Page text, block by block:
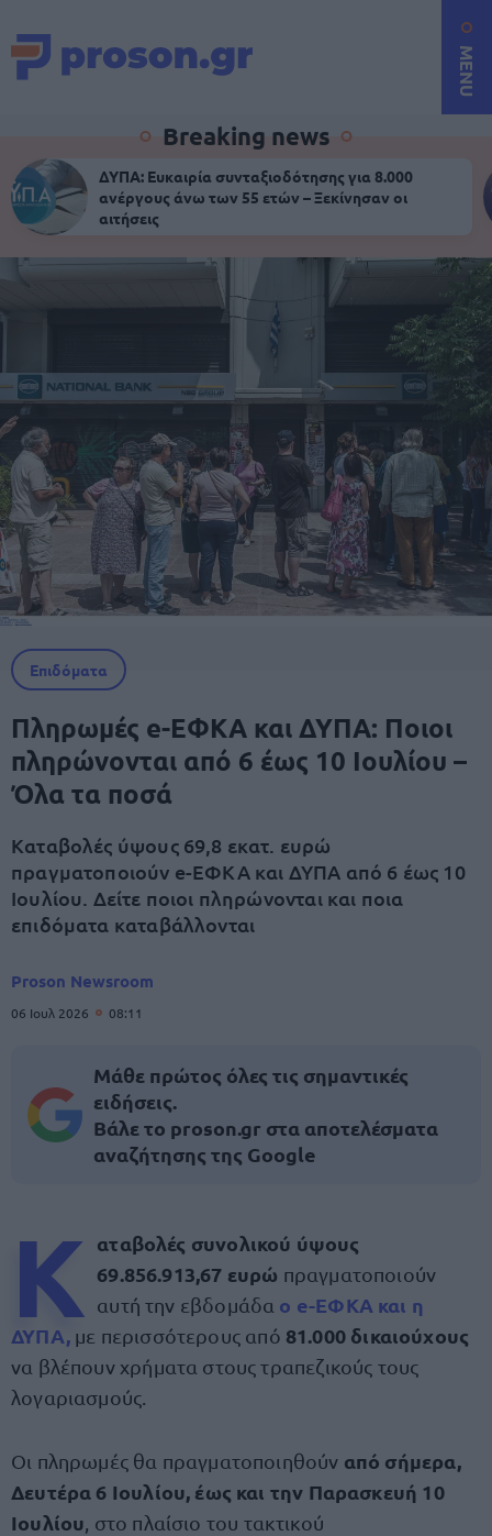
MENU
Breaking news
ΔΥΠΑ: Ευκαιρία συνταξιοδότησης για 8.000
ανέργους άνω των 55 ετών – Ξεκίνησαν οι
αιτήσεις
Επιδόματα
Πληρωμές e-ΕΦΚΑ και ΔΥΠΑ: Ποιοι
πληρώνονται από 6 έως 10 Ιουλίου –
Όλα τα ποσά
Καταβολές ύψους 69,8 εκατ. ευρώ
πραγματοποιούν e-ΕΦΚΑ και ΔΥΠΑ από 6 έως 10
Ιουλίου. Δείτε ποιοι πληρώνονται και ποια
επιδόματα καταβάλλονται
Proson Newsroom
06 Ιουλ 2026 08:11
Μάθε πρώτος όλες τις σημαντικές
ειδήσεις.
Βάλε το proson.gr στα αποτελέσματα
αναζήτησης της Google
Κ αταβολές συνολικού ύψους
69.856.913,67 ευρώ πραγματοποιούν
αυτή την εβδομάδα ο e-ΕΦΚΑ και η
ΔΥΠΑ,με περισσότερους από 81.000 δικαιούχους
να βλέπουν χρήματα στους τραπεζικούς τους
λογαριασμούς.
Οι πληρωμές θα πραγματοποιηθούν από σήμερα,
Δευτέρα 6 Ιουλίου, έως και την Παρασκευή 10
Ιουλίου , στο πλαίσιο του τακτικού